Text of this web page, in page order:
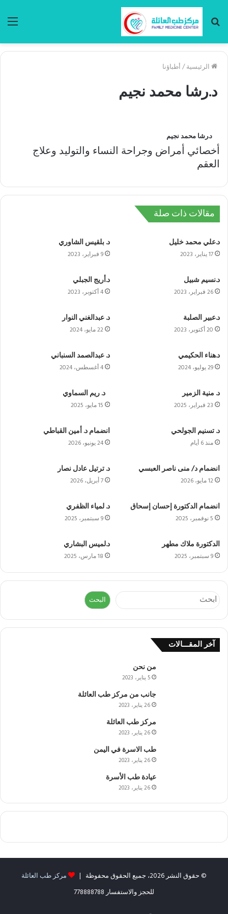
بحث
عن
الرئيسية/أطباؤنا
د.رشا محمد نجيم
د.رشا محمد نجيم
أخصائي أمراض وجراحة النساء والتوليد وعلاج
العقم
مقالات ذات صلة
د.علي محمد خليل
17 يناير، 2023
د. بلقيس الشاوري
9 فبراير، 2023
د.نسيم شبيل
26 فبراير، 2023
د.أريج الجبلي
4 أكتوبر، 2023
د.عبير الصلبة
20 أكتوبر، 2023
د. عبدالغني النوار
22 مايو، 2024
د.هناء الحكيمي
29 يوليو، 2024
د. عبدالصمد السنباني
4 أغسطس، 2024
د. منية الزمير
23 فبراير، 2025
د. ريم السماوي
15 مايو، 2025
د. تسنيم الجولحي
منذ 6 أيام
انضمام د. أمين القباطي
24 يونيو، 2026
انضمام د/ منى ناصر العبسي
12 مايو، 2026
د. ترتيل عادل نصار
7 أبريل، 2026
انضمام الدكتورة إحسان إسحاق
5 نوفمبر، 2025
د. لمياء الظفري
9 سبتمبر، 2025
الدكتورة ملاك مطهر
9 سبتمبر، 2025
د.لميس البشاري
18 مارس، 2025
البحث البحث
آخر المقـــالات
من نحن
5 يناير، 2023
جانب من مركز طب العائلة
26 يناير، 2023
مركز طب العائلة
26 يناير، 2023
طب الاسرة في اليمن
26 يناير، 2023
عيادة طب الأسرة
26 يناير، 2023
© حقوق النشر 2026، جميع الحقوق محفوظة |
مركز طب العائلة
للحجز والاستفسار 778888788